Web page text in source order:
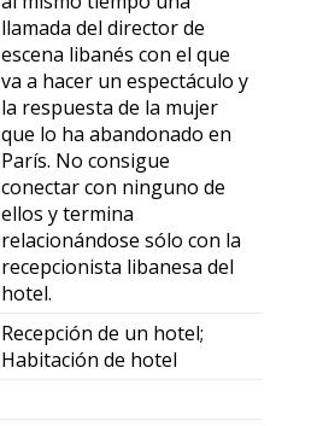
llamada del director de
escena libanés con el que
va a hacer un espectáculo y
la respuesta de la mujer
que lo ha abandonado en
París. No consigue
conectar con ninguno de
ellos y termina
relacionándose sólo con la
recepcionista libanesa del
hotel.
Recepción de un hotel;
Habitación de hotel